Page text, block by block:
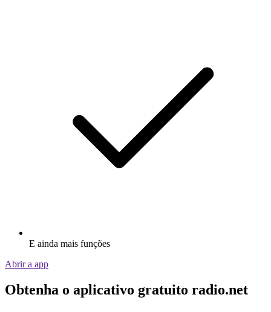
E ainda mais funções
Abrir a app
Obtenha o aplicativo gratuito radio.net